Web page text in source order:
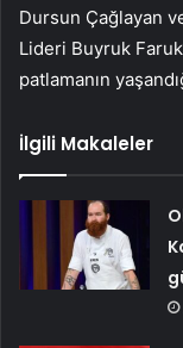
Dursun Çağlayan
Lideri Buyruk
patlamanın
İlgili Makaleler